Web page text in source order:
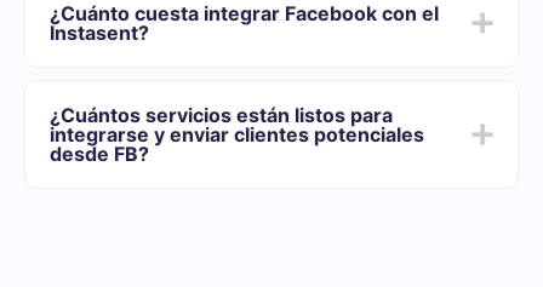
5 y 30 minutos. En promedio, la configuración demora
entre 10 y 15 minutos.
¿Cuánto cuesta integrar Facebook con el
Instasent?
de funcionalidades que mejor se adapte a sus
necesidades. Además, tienes la oportunidad de probar
el servicio de forma gratuita durante 14 días.
¿Cuántos servicios están listos para
integrarse y enviar clientes potenciales
desde FB?